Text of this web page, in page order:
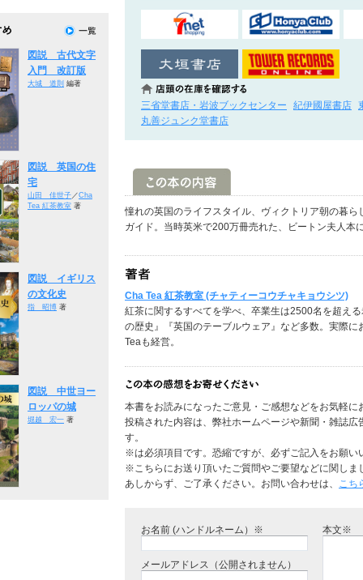
三省堂書店・岩波ブックセンター 紀伊國屋書店
丸善ジュンク堂書店
憧れの英国のライフスタイル、ヴィクトリア朝の暮
ガイド。当時英米で200万冊売れた、ビートン夫人本
Cha Tea 紅茶教室 (チャティーコウチャキョウシツ)
紅茶に関するすべてを学べ、卒業生は2500名を超え
の歴史』『英国のテーブルウェア』など多数。実際
Teaも経営。
本書をお読みになったご意見・ご感想などをお気軽に
投稿された内容は、弊社ホームページや新聞・雑誌
す。
※は必須項目です。恐縮ですが、必ずご記入をお願い
※こちらにお送り頂いたご質問やご要望などに関しま
あしからず、ご了承ください。お問い合わせは、 こち
お名前 (ハンドルネーム）※
メールアドレス（公開されません）
本文※
図説 古代文字
入門 改訂版
大城 道則 編著
図説 英国の住
宅
山田 佳世子 ／Cha
Tea 紅茶教室 著
図説 イギリス
の文化史
指 昭博 著
図説 中世ヨー
ロッパの城
堀越 宏一 著